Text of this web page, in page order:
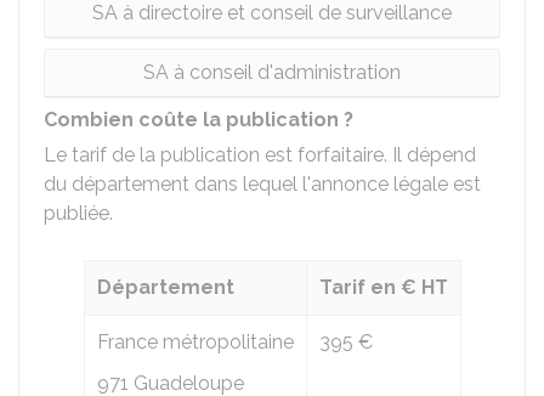
SA à directoire et conseil de surveillance
SA à conseil d'administration
Combien coûte la publication ?
Le tarif de la publication est forfaitaire. Il dépend
du département dans lequel l'annonce légale est
publiée.
Département Tarif en € HT
France métropolitaine
971 Guadeloupe
395 €